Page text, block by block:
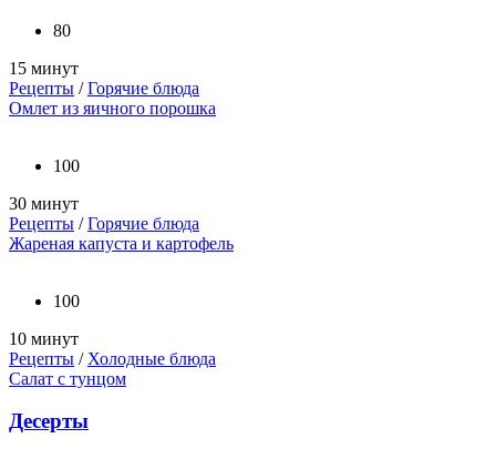
80
15 минут
Рецепты /Горячие блюда
Омлет из яичного порошка
100
30 минут
Рецепты /Горячие блюда
Жареная капуста и картофель
100
10 минут
Рецепты / Холодные блюда
Салат с тунцом
Десерты